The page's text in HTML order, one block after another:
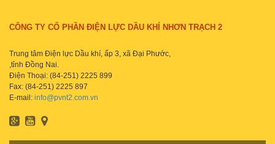
CÔNG TY CỔ PHẦN ĐIỆN LỰC DẦU KHÍ NHƠN TRẠCH 2
Trung tâm Điện lực Dầu khí, ấp 3, xã Đại Phước,
,tỉnh Đồng Nai.
Điện Thoại: (84-251) 2225 899
Fax: (84-251) 2225 897
E-mail: info@pvnt2.com.vn